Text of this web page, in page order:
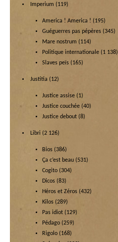
Imperium (119)
America ! America ! (195)
Guéguerres pas pépères (345)
Mare nostrum (114)
Politique internationale (1 138)
Slaves peïs (165)
Justitia (12)
Justice assise (1)
Justice couchée (40)
Justice debout (8)
Libri (2 126)
Bios (386)
Ça c’est beau (531)
Cogito (304)
Dicos (83)
Héros et Zéros (432)
Kilos (289)
Pas idiot (129)
Pédago (259)
Rigolo (168)